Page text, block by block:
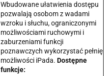
Wbudowane ułatwienia dostępu
pozwalają osobom z wadami
wzroku i słuchu, ograniczonymi
możliwościami ruchowymi i
zaburzeniami funkcji
poznawczych wykorzystać pełnię
możliwości iPada. Dostępne
funkcje: